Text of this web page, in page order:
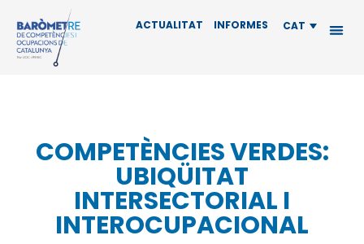
CAT
ACTUALITAT INFORMES
COMPETÈNCIES VERDES:
UBIQÜITAT
INTERSECTORIAL I
INTEROCUPACIONAL